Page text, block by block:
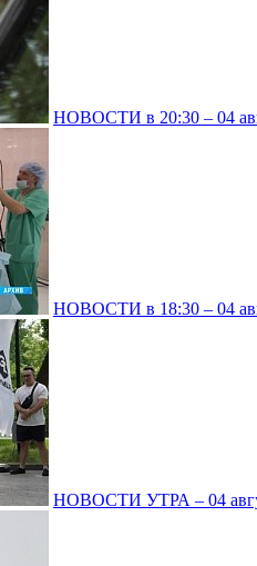
НОВОСТИ в 20:30 – 04
НОВОСТИ в 18:30 – 04
НОВОСТИ УТРА – 04